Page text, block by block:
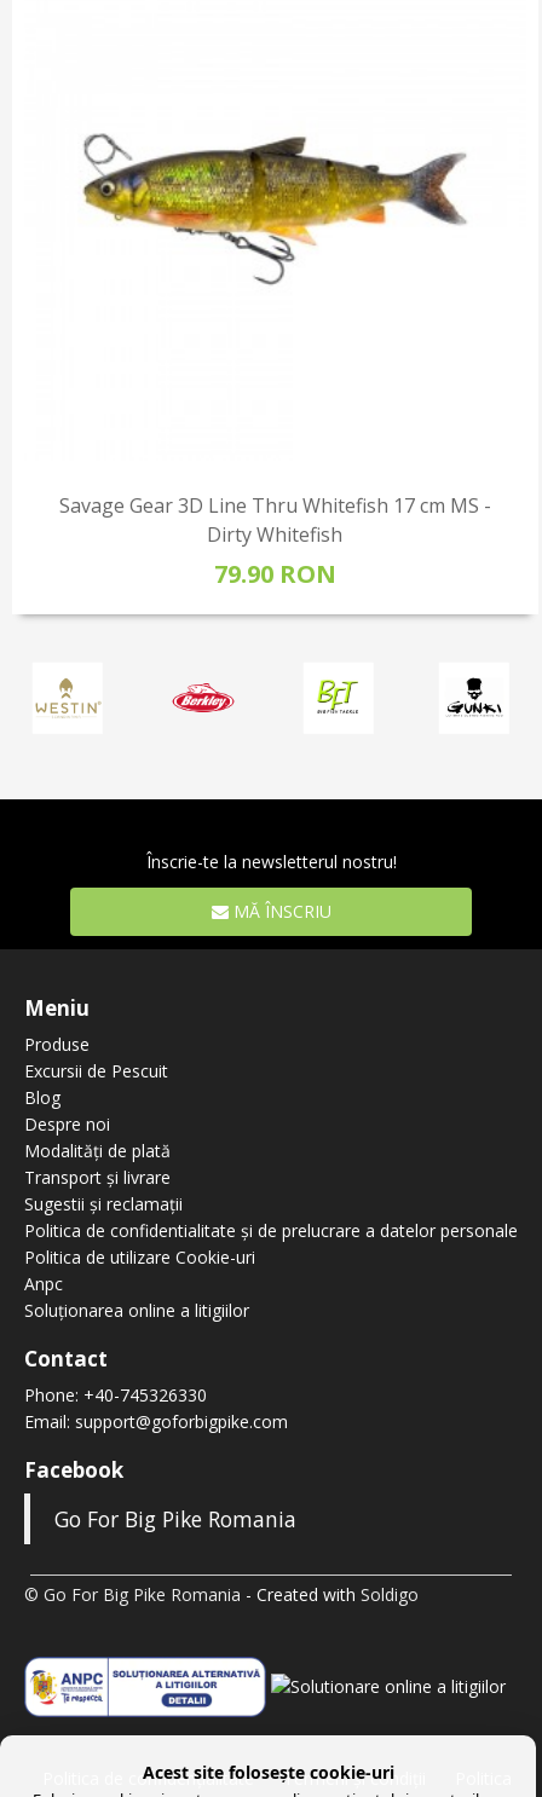
Savage Gear 3D Line Thru Whitefish 17 cm MS -
Dirty Whitefish
79.90 RON
Înscrie-te la newsletterul nostru!
MĂ ÎNSCRIU
Meniu
Produse
Excursii de Pescuit
Blog
Despre noi
Modalități de plată
Transport și livrare
Sugestii și reclamații
Politica de confidentialitate și de prelucrare a datelor personale
Politica de utilizare Cookie-uri
Anpc
Soluționarea online a litigiilor
Contact
Phone: +40-745326330
Email: support@goforbigpike.com
Facebook
Go For Big Pike Romania
© Go For Big Pike Romania - Created with Soldigo
Politica de confidenţialitate Termeni şi condiţii
Acest site folosește cookie-uri